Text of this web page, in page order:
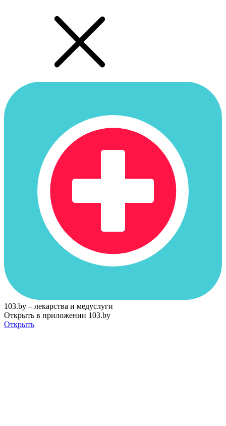
103.by – лекарства и медуслуги
Открыть в приложении 103.by
Открыть